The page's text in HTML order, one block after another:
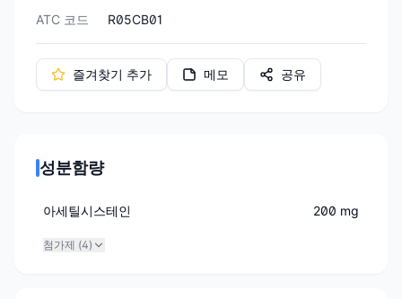
ATC 코드
R05CB01
즐겨찾기 추가 메모 공유
성분함량
아세틸시스테인 200 mg
첨가제 (4)